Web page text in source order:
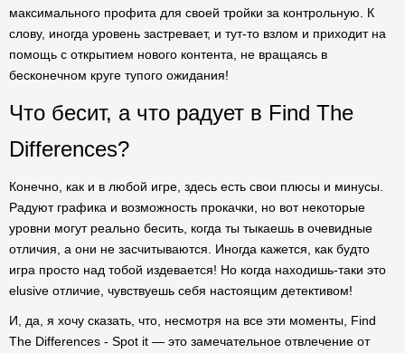
максимального профита для своей тройки за контрольную. К
слову, иногда уровень застревает, и тут-то взлом и приходит на
помощь с открытием нового контента, не вращаясь в
бесконечном круге тупого ожидания!
Что бесит, а что радует в Find The
Differences?
Конечно, как и в любой игре, здесь есть свои плюсы и минусы.
Радуют графика и возможность прокачки, но вот некоторые
уровни могут реально бесить, когда ты тыкаешь в очевидные
отличия, а они не засчитываются. Иногда кажется, как будто
игра просто над тобой издевается! Но когда находишь-таки это
elusive отличие, чувствуешь себя настоящим детективом!
И, да, я хочу сказать, что, несмотря на все эти моменты, Find
The Differences - Spot it — это замечательное отвлечение от